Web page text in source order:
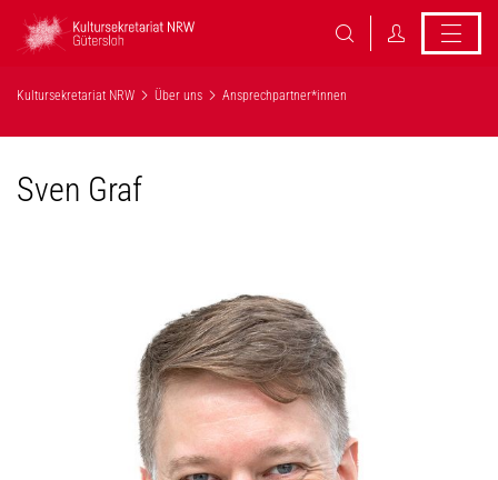
Kultursekretariat NRW Über uns Ansprechpartner*innen
Sven Graf